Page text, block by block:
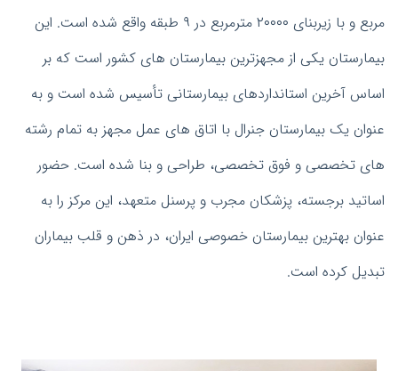
مربع و با زیربنای ۲۰۰۰۰ مترمربع در ۹ طبقه واقع شده است. این
بیمارستان یکی از مجهزترین بیمارستان های کشور است که بر
اساس آخرین استانداردهای بیمارستانی تأسیس شده است و به
عنوان یک بیمارستان جنرال با اتاق های عمل مجهز به تمام رشته
های تخصصی و فوق تخصصی، طراحی و بنا شده است. حضور
اساتید برجسته، پزشکان مجرب و پرسنل متعهد، این مرکز را به
عنوان بهترین بیمارستان خصوصی ایران، در ذهن و قلب بیماران
تبدیل کرده است.